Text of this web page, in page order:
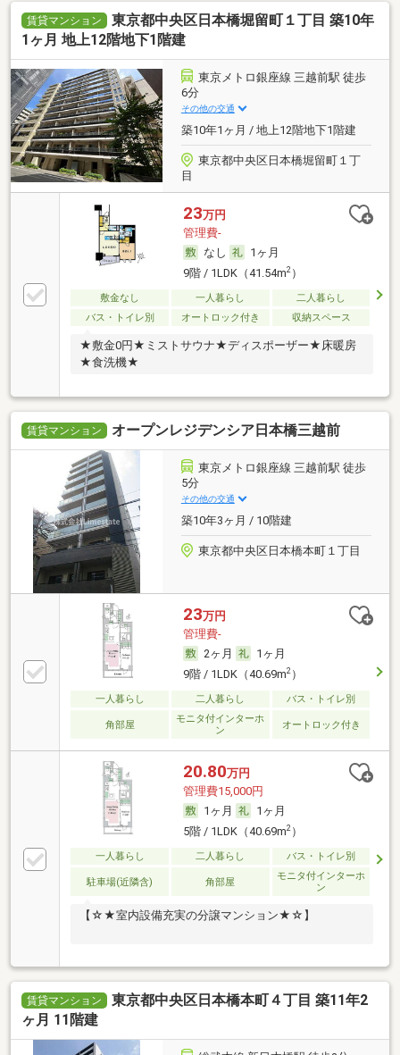
賃貸マンション
東京都中央区日本橋堀留町１丁目 築10年
1ヶ月 地上12階地下1階建
東京メトロ銀座線 三越前駅 徒歩
6分
その他の交通
築10年1ヶ月 / 地上12階地下1階建
東京都中央区日本橋堀留町１丁
目
23万円
管理費-
なし
1ヶ月
9階 / 1LDK（41.54m2）
敷金なし 一人暮らし
二人暮らし
バス・トイレ別
オートロック付き 収納スペース
★敷金0円★ミストサウナ★ディスポーザー★床暖房
★食洗機★
賃貸マンション オープンレジデンシア日本橋三越前
東京メトロ銀座線 三越前駅 徒歩
5分
その他の交通
築10年3ヶ月 / 10階建
東京都中央区日本橋本町１丁目
23万円
管理費-
2ヶ月
1ヶ月
9階 / 1LDK（40.69m2）
一人暮らし 二人暮らし バス・トイレ別
角部屋
モニタ付インターホ
ン
オートロック付き
20.80万円
管理費15,000円
1ヶ月
1ヶ月
5階 / 1LDK（40.69m2）
一人暮らし 二人暮らし バス・トイレ別
駐車場(近隣含) 角部屋
モニタ付インターホ
ン
【☆★室内設備充実の分譲マンション★☆】
賃貸マンション
東京都中央区日本橋本町４丁目 築11年2
ヶ月 11階建